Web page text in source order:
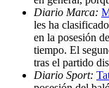
Diario Marca:
les ha
en la posesión
tiempo. El
tras el partido
Diario Sport: